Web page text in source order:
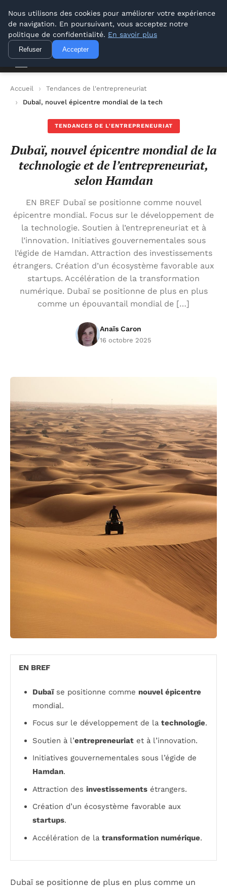
Lyon Photos
Lyon Photos
Accueil
Tendances de l'entrepreneuriat
Dubaï, nouvel épicentre mondial de la technologie et de
TENDANCES DE L'ENTREPRENEURIAT
Dubaï, nouvel épicentre mondial de la
technologie et de l’entrepreneuriat,
selon Hamdan
EN BREF Dubaï se positionne comme nouvel
épicentre mondial. Focus sur le développement de
la technologie. Soutien à l’entrepreneuriat et à
l’innovation. Initiatives gouvernementales sous
l’égide de Hamdan. Attraction des investissements
étrangers. Création d’un écosystème favorable aux
startups. Accélération de la transformation
numérique. Dubaï se positionne de plus en plus
comme un épouvantail mondial de […]
Anaïs Caron
16 octobre 2025
EN BREF
Dubaïse positionne comme nouvel épicentre
mondial.
Focus sur le développement de la technologie.
Soutien à l’entrepreneuriat et à l’innovation.
Initiatives gouvernementales sous l’égide de
Hamdan.
Attraction des investissements étrangers.
Création d’un écosystème favorable aux
startups.
Accélération de la transformation numérique.
Dubaï se positionne de plus en plus comme un
Nous utilisons des cookies pour améliorer votre expérience
de navigation. En poursuivant, vous acceptez notre
politique de confidentialité. En savoir plus
Refuser Accepter